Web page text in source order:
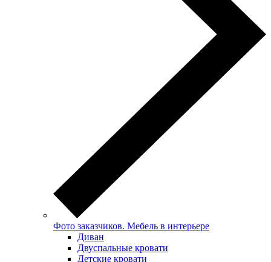
Фото заказчиков. Мебель в интерьере
Диван
Двуспальные кровати
Детские кровати